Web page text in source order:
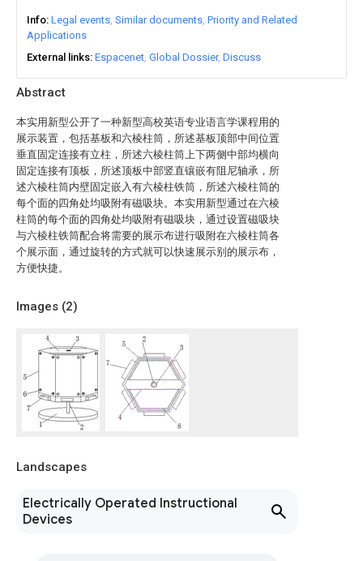
Abstract
本实用新型公开了一种新型高校英语专业语言学课程用的
展示装置，包括基板和六棱柱筒，所述基板顶部中间位置
垂直固定连接有立柱，所述六棱柱筒上下两侧中部均横向
固定连接有顶板，所述顶板中部竖直镶嵌有阻尼轴承，所
述六棱柱筒内壁固定嵌入有六棱柱铁筒，所述六棱柱筒的
每个面的四角处均吸附有磁吸块。本实用新型通过在六棱
柱筒的每个面的四角处均吸附有磁吸块，通过设置磁吸块
与六棱柱铁筒配合将需要的展示布进行吸附在六棱柱筒各
个展示面，通过旋转的方式就可以快速展示别的展示布，
方便快捷。
Images (2)
Landscapes
Electrically Operated Instructional
Devices
Info Legal events Similar documents Priority and Related
Applications
External links Espacenet Global Dossier Discuss